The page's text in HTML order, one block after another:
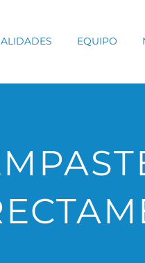
EQUIPO